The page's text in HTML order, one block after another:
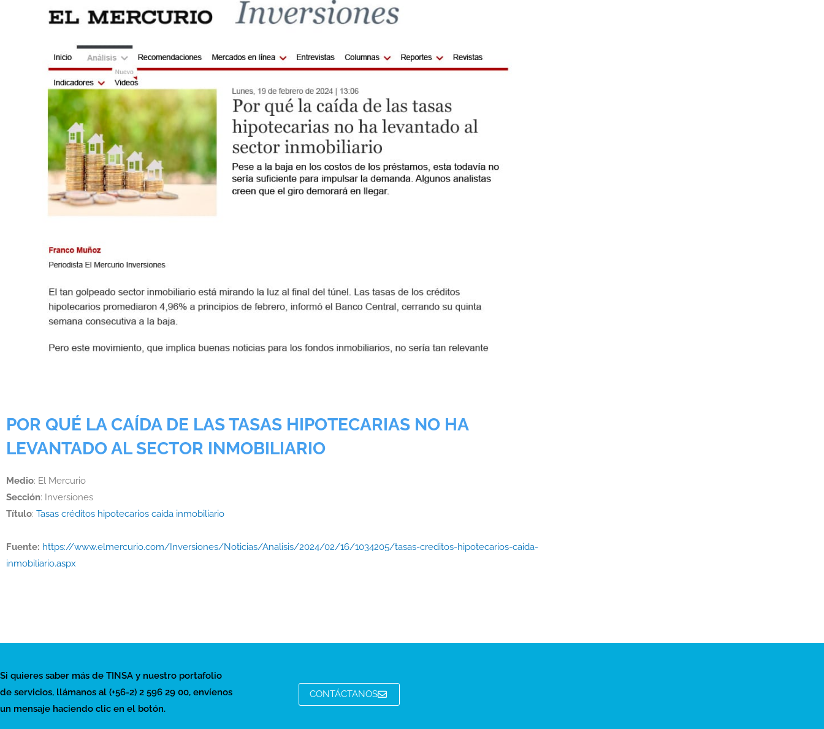
POR QUÉ LA CAÍDA DE LAS TASAS HIPOTECARIAS NO HA
LEVANTADO AL SECTOR INMOBILIARIO
Medio: El Mercurio
Sección: Inversiones
Título: Tasas créditos hipotecarios caída inmobiliario
Fuente: https://www.elmercurio.com/Inversiones/Noticias/Analisis/2024/02/16/1034205/tasas-creditos-hipotecarios-caida-
inmobiliario.aspx
Si quieres saber más de TINSA y nuestro portafolio
de servicios, llámanos al (+56-2) 2 596 29 00, envíenos
un mensaje haciendo clic en el botón.
CONTÁCTANOS